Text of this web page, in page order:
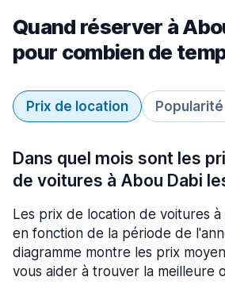
Quand réserver à
pour combien de
Prix de location
Dans quel mois sont les
de voitures à Abou Dabi
Les prix de location de voitures
en fonction de la période de
diagramme montre les prix
vous aider à trouver la meilleure